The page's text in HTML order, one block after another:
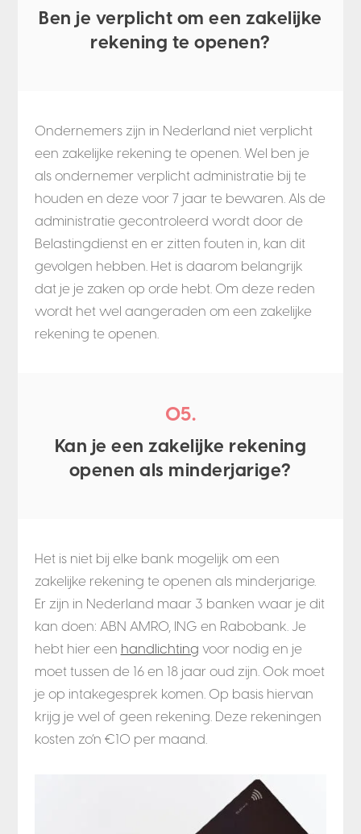
Ben je verplicht om een zakelijke
rekening te openen?
Ondernemers zijn in Nederland niet verplicht
een zakelijke rekening te openen. Wel ben je
als ondernemer verplicht administratie bij te
houden en deze voor 7 jaar te bewaren. Als de
administratie gecontroleerd wordt door de
Belastingdienst en er zitten fouten in, kan dit
gevolgen hebben. Het is daarom belangrijk
dat je je zaken op orde hebt. Om deze reden
wordt het wel aangeraden om een zakelijke
rekening te openen.
05.
Kan je een zakelijke rekening
openen als minderjarige?
Het is niet bij elke bank mogelijk om een
zakelijke rekening te openen als minderjarige.
Er zijn in Nederland maar 3 banken waar je dit
kan doen: ABN AMRO, ING en Rabobank. Je
hebt hier een handlichting voor nodig en je
moet tussen de 16 en 18 jaar oud zijn. Ook moet
je op intakegesprek komen. Op basis hiervan
krijg je wel of geen rekening. Deze rekeningen
kosten zo’n €10 per maand.